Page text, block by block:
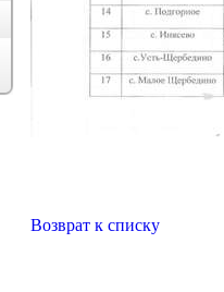
Возврат к списку